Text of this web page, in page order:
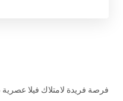
فرصة فريدة لامتلاك فيلا